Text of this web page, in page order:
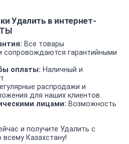
Удалить в интернет-
Все товары
сопровождаются гарантийными
оплаты: Наличный и
распродажи и
для наших клиентов.
лицами: Возможность
и получите Удалить с
Казахстану!